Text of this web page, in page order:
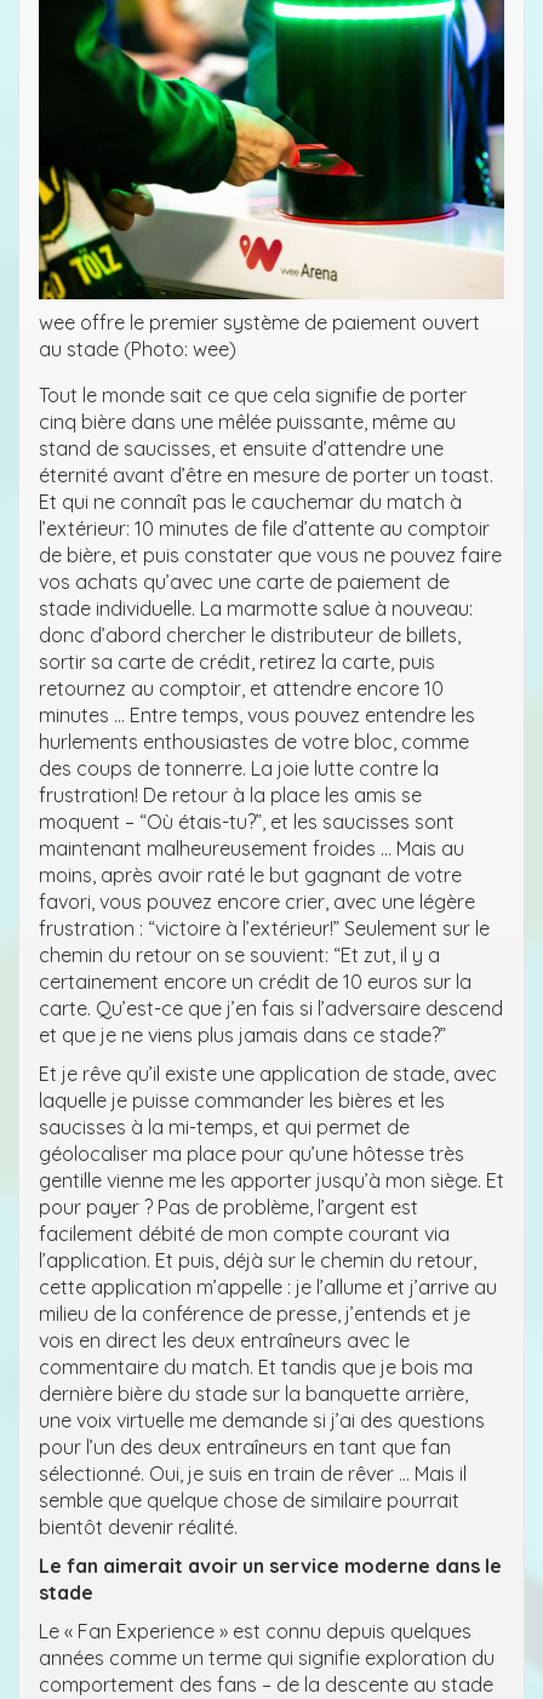
wee offre le premier système de paiement ouvert
au stade (Photo: wee)
Tout le monde sait ce que cela signifie de porter
cinq bière dans une mêlée puissante, même au
stand de saucisses, et ensuite d’attendre une
éternité avant d’être en mesure de porter un toast.
Et qui ne connaît pas le cauchemar du match à
l’extérieur: 10 minutes de file d’attente au comptoir
de bière, et puis constater que vous ne pouvez faire
vos achats qu’avec une carte de paiement de
stade individuelle. La marmotte salue à nouveau:
donc d’abord chercher le distributeur de billets,
sortir sa carte de crédit, retirez la carte, puis
retournez au comptoir, et attendre encore 10
minutes … Entre temps, vous pouvez entendre les
hurlements enthousiastes de votre bloc, comme
des coups de tonnerre. La joie lutte contre la
frustration! De retour à la place les amis se
moquent – “Où étais-tu?”, et les saucisses sont
maintenant malheureusement froides … Mais au
moins, après avoir raté le but gagnant de votre
favori, vous pouvez encore crier, avec une légère
frustration : “victoire à l’extérieur!” Seulement sur le
chemin du retour on se souvient: “Et zut, il y a
certainement encore un crédit de 10 euros sur la
carte. Qu’est-ce que j’en fais si l’adversaire descend
et que je ne viens plus jamais dans ce stade?”
Et je rêve qu’il existe une application de stade, avec
laquelle je puisse commander les bières et les
saucisses à la mi-temps, et qui permet de
géolocaliser ma place pour qu’une hôtesse très
gentille vienne me les apporter jusqu’à mon siège. Et
pour payer ? Pas de problème, l’argent est
facilement débité de mon compte courant via
l’application. Et puis, déjà sur le chemin du retour,
cette application m’appelle : je l’allume et j’arrive au
milieu de la conférence de presse, j’entends et je
vois en direct les deux entraîneurs avec le
commentaire du match. Et tandis que je bois ma
dernière bière du stade sur la banquette arrière,
une voix virtuelle me demande si j’ai des questions
pour l’un des deux entraîneurs en tant que fan
sélectionné. Oui, je suis en train de rêver … Mais il
semble que quelque chose de similaire pourrait
bientôt devenir réalité.
Le fan aimerait avoir un service moderne dans le
stade
Le « Fan Experience » est connu depuis quelques
années comme un terme qui signifie exploration du
comportement des fans – de la descente au stade